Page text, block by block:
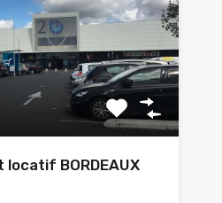
BORDEAUX